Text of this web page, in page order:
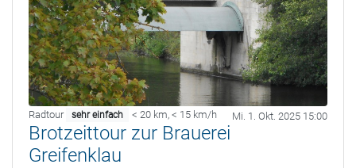
Radtour sehr einfach < 20 km, < 15 km/h Mi. 1. Okt. 2025 15:00
Brotzeittour zur Brauerei
Greifenklau